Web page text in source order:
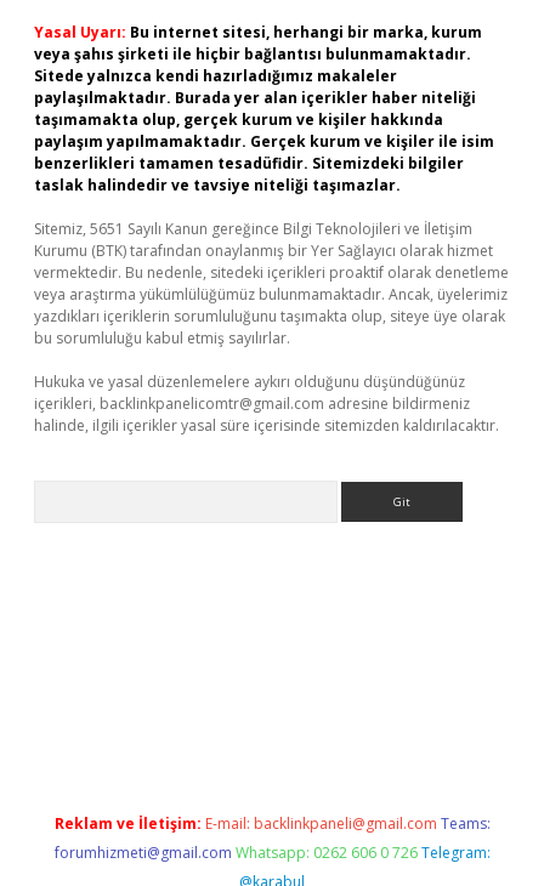
Yasal Uyarı: Bu internet sitesi, herhangi bir marka, kurum
veya şahıs şirketi ile hiçbir bağlantısı bulunmamaktadır.
Sitede yalnızca kendi hazırladığımız makaleler
paylaşılmaktadır. Burada yer alan içerikler haber niteliği
taşımamakta olup, gerçek kurum ve kişiler hakkında
paylaşım yapılmamaktadır. Gerçek kurum ve kişiler ile isim
benzerlikleri tamamen tesadüfidir. Sitemizdeki bilgiler
taslak halindedir ve tavsiye niteliği taşımazlar.
Sitemiz, 5651 Sayılı Kanun gereğince Bilgi Teknolojileri ve İletişim
Kurumu (BTK) tarafından onaylanmış bir Yer Sağlayıcı olarak hizmet
vermektedir. Bu nedenle, sitedeki içerikleri proaktif olarak denetleme
veya araştırma yükümlülüğümüz bulunmamaktadır. Ancak, üyelerimiz
yazdıkları içeriklerin sorumluluğunu taşımakta olup, siteye üye olarak
bu sorumluluğu kabul etmiş sayılırlar.
Hukuka ve yasal düzenlemelere aykırı olduğunu düşündüğünüz
içerikleri, backlinkpanelicomtr@gmail.com adresine bildirmeniz
halinde, ilgili içerikler yasal süre içerisinde sitemizden kaldırılacaktır.
Reklam ve İletişim: E-mail: backlinkpaneli@gmail.com Teams:
forumhizmeti@gmail.com Whatsapp: 0262 606 0 726 Telegram:
@karabul